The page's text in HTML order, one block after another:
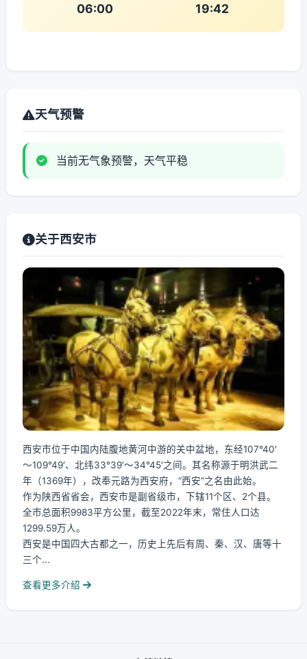
06:00 19:42
天气预警
当前无气象预警，天气平稳
关于西安市
西安市位于中国内陆腹地黄河中游的关中盆地，东经107°40′
～109°49′、北纬33°39′～34°45′之间。其名称源于明洪武二
年（1369年），改奉元路为西安府，“西安”之名由此始。
作为陕西省省会，西安市是副省级市，下辖11个区、2个县。
全市总面积9983平方公里，截至2022年末，常住人口达
1299.59万人。
西安是中国四大古都之一，历史上先后有周、秦、汉、唐等十
三个...
查看更多介绍